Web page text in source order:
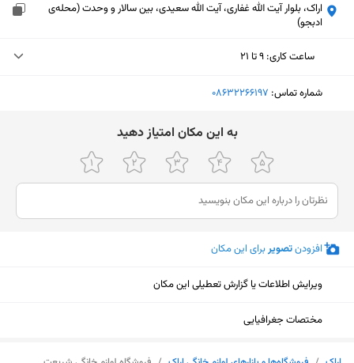
اراک، بلوار آیت الله غفاری، آیت الله سعیدی، بین سالار و وحدت (محله‌ی
ادبجو)
ساعت کاری: ۹ تا ۲۱
یکشنبه (امروز)
چهارشنبه
۹ تا ۲۱
پنجشنبه
۹ تا ۲۱
جمعه
شنبه
شماره تماس: ‎08632266197
ﺑﻪ اﯾﻦ ﻣﮑﺎن اﻣﺘﯿﺎز دﻫﯿﺪ
افزودنتصویربرای این مکان
ویرایش اطلاعات یا گزارش تعطیلی این مکان
مختصات جغرافیایی